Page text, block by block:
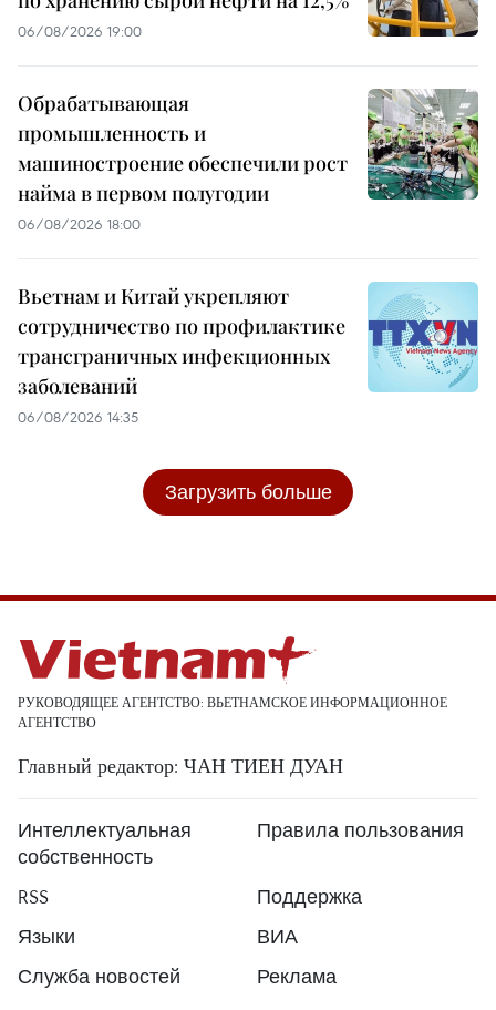
06/08/2026 19:00
Обрабатывающая
промышленность и
машиностроение обеспечили рост
найма в первом полугодии
06/08/2026 18:00
Вьетнам и Китай укрепляют
сотрудничество по профилактике
трансграничных инфекционных
заболеваний
06/08/2026 14:35
Загрузить больше
РУКОВОДЯЩЕЕ АГЕНТСТВО: ВЬЕТНАМСКОЕ ИНФОРМАЦИОННОЕ
АГЕНТСТВО
Главный редактор: ЧАН ТИЕН ДУАН
Интеллектуальная
собственность
Правила пользования
RSS
Поддержка
Языки
ВИА
Служба новостей
Реклама